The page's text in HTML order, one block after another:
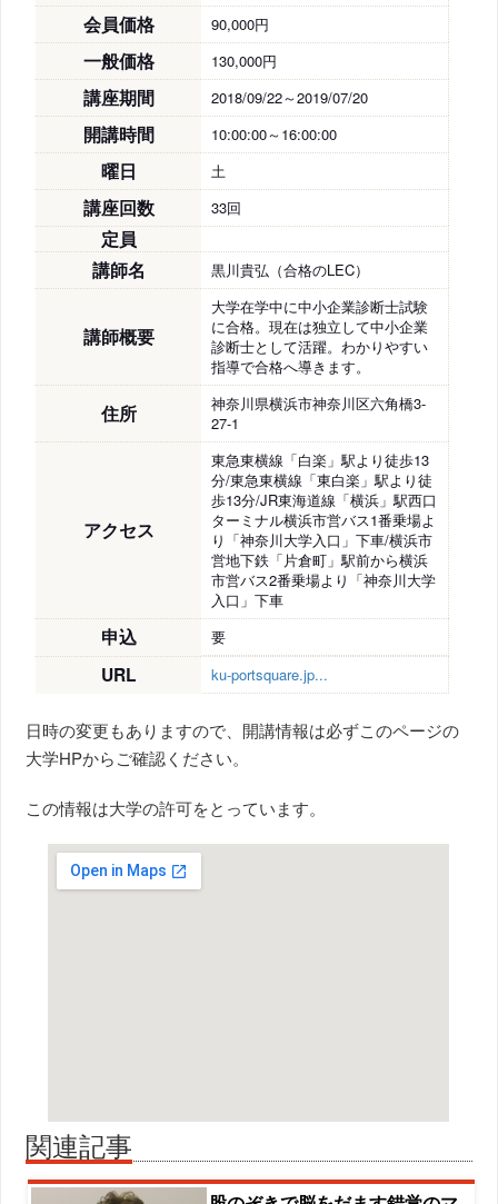
会員価格 90,000円
一般価格 130,000円
講座期間 2018/09/22～2019/07/20
開講時間 10:00:00～16:00:00
曜日 土
講座回数 33回
定員
講師名
黒川貴弘（合格のLEC）
講師概要
大学在学中に中小企業診断士試験
に合格。現在は独立して中小企業
診断士として活躍。わかりやすい
指導で合格へ導きます。
住所
神奈川県横浜市神奈川区六角橋3-
27-1
アクセス
東急東横線「白楽」駅より徒歩13
分/東急東横線「東白楽」駅より徒
歩13分/JR東海道線「横浜」駅西口
ターミナル横浜市営バス1番乗場よ
り「神奈川大学入口」下車/横浜市
営地下鉄「片倉町」駅前から横浜
市営バス2番乗場より「神奈川大学
入口」下車
申込 要
URL ku-portsquare.jp...
日時の変更もありますので、開講情報は必ずこのページの
大学HPからご確認ください。
この情報は大学の許可をとっています。
関連記事